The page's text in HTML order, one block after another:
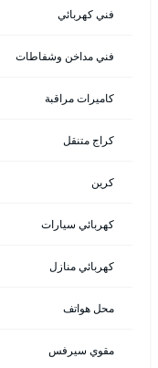
فني كهربائي
فني مداخن وشفاطات
كاميرات مراقبة
كراج متنقل
كرين
كهربائي سيارات
كهربائي منازل
محل هواتف
مقوي سيرفس